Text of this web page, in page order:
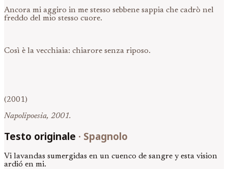
Ancora mi aggiro in me stesso sebbene sappia che cadrò nel
freddo del mio stesso cuore.
Così è la vecchiaia: chiarore senza riposo.
(2001)
Napolipoesia, 2001.
Testo originale · Spagnolo
Vi lavandas sumergidas en un cuenco de sangre y esta vision
ardió en mi.